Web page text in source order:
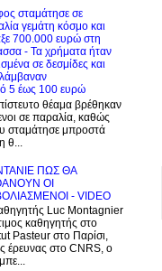
σταμάτησε σε
γεμάτη κόσμο και
700.000 ευρώ στη
- Τα χρήματα ήταν
σε δεσμίδες και
5 έως 100 ευρώ
θέαμα βρέθηκαν
σε παραλία, καθώς
σταμάτησε μπροστά
θ...
ΠΩΣ ΘΑ
ΟΙ
- VIDEO
Luc Montagnier
καθηγητής στο
Pasteur στο Παρίσι,
έρευνας στο CNRS, o